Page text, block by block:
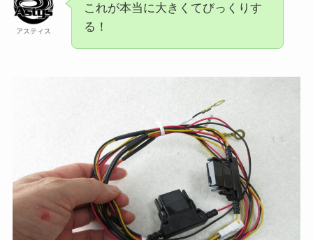
アスティス
これが本当に大きくてびっくりす
る！